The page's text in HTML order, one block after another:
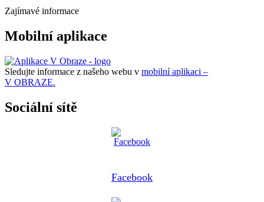
Zajímavé informace
Mobilní aplikace
Sledujte informace z našeho webu v mobilní aplikaci –
V OBRAZE.
Sociální sítě
Facebook